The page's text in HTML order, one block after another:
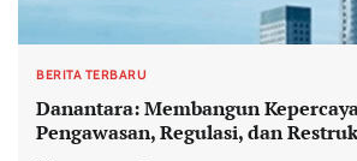
BERITA TERBARU
Danantara: Membangun
Pengawasan, Regulasi, dan